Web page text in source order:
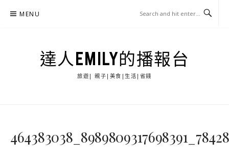
MENU
達人EMILY的播報台
旅遊| 親子|美食|生活|省錢